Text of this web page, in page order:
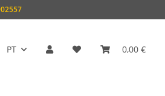
PT 0,00 €